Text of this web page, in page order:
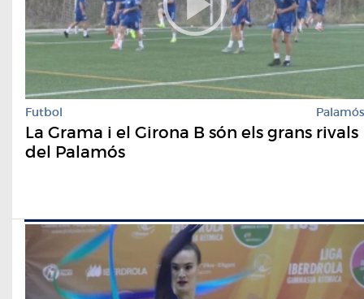
Futbol Palamós
La Grama i el Girona B són els grans rivals
del Palamós